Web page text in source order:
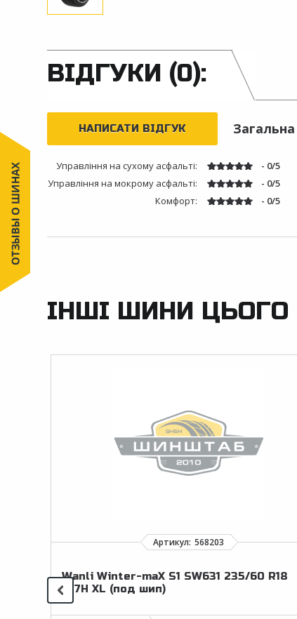
ВІДГУКИ (0):
НАПИСАТИ ВІДГУК
Управління на сухому асфальті:
- 0/5
Управління на мокрому асфальті:
- 0/5
Комфорт:
- 0/5
ІНШІ ШИНИ ЦЬОГО
Wanli Winter-maX S1 SW631 235/60 R18
107H XL (под шип)